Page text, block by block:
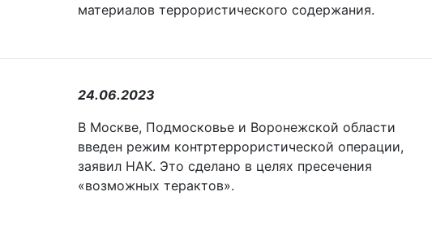
материалов террористического содержания.
24.06.2023
В Москве, Подмосковье и Воронежской области
введен режим контртеррористической операции,
заявил НАК. Это сделано в целях пресечения
«возможных терактов».